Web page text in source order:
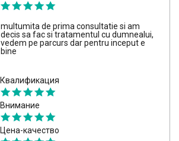
multumita de prima consultatie si am
decis sa fac si tratamentul cu dumnealui,
vedem pe parcurs dar pentru inceput e
bine
Квалификация
Внимание
Цена-качество